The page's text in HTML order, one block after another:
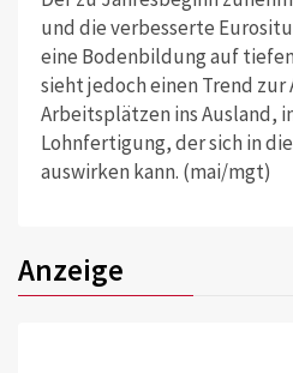
und die verbesserte
eine Bodenbildung auf
sieht jedoch einen Trend zur
Arbeitsplätzen ins Ausland,
Lohnfertigung, der sich in
auswirken kann. (mai/mgt)
Anzeige